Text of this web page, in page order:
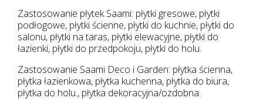
Zastosowanie płytek Saami: płytki gresowe, płytki
podłogowe, płytki ścienne, płytki do kuchnie, płytki do
salonu, płytki na taras, płytki elewacyjne, płytki do
łazienki, płytki do przedpokoju, płytki do holu.
Zastosowanie Saami Deco i Garden: płytka ścienna,
płytka łazienkowa, płytka kuchenna, płytka do biura,
płytka do holu., płytka dekoracyjna/ozdobna.